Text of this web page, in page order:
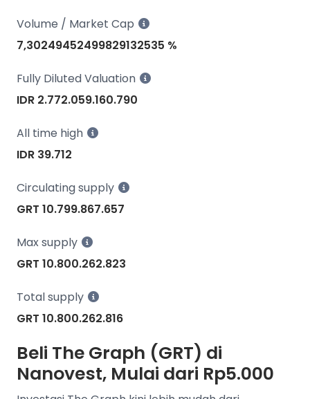
Volume / Market Cap
7,30249452499829132535 %
Fully Diluted Valuation
IDR 2.772.059.160.790
All time high
IDR 39.712
Circulating supply
GRT 10.799.867.657
Max supply
GRT 10.800.262.823
Total supply
GRT 10.800.262.816
Beli The Graph (GRT) di
Nanovest, Mulai dari Rp5.000